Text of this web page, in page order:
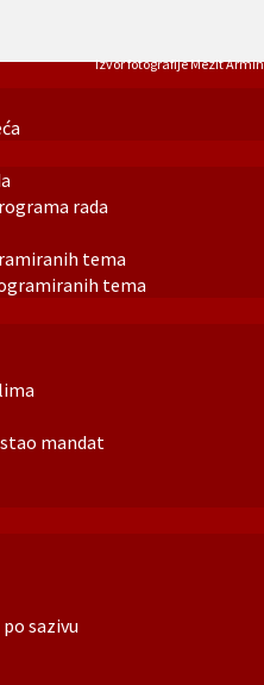
rada
tema
tema
mandat
sazivu
Izvor fotografije Mezit Armin